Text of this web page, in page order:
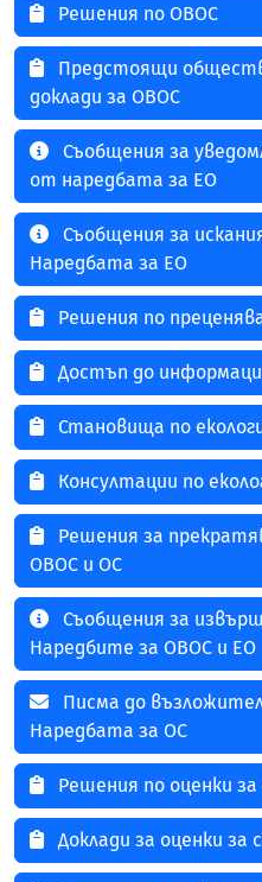
Решения по ОВОС
Предстоящи
доклади за ОВОС
Съобщения за
от наредбата за ЕО
Съобщения за
Наредбата за ЕО
Решения по
Достъп до
Становища по
Консултации по
Решения за
ОВОС и ОС
Съобщения за
Наредбите за ОВОС и ЕО
Писма до
Наредбата за ОС
Решения по оценки
Доклади за оценки